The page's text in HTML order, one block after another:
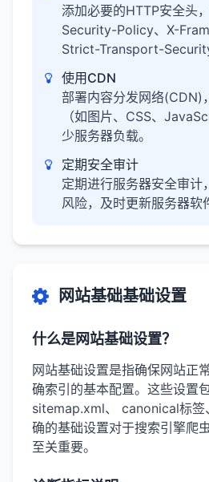
添加必要的HTTP安全头
Security-Policy、X-
Strict-Transport-Security
使用CDN
部署内容分发网络(CDN)
（如图片、CSS、
少服务器负载。
定期安全审计
定期进行服务器安全审计
风险，及时更新服务器软
网站基础基础设置
什么是网站基础设置？
网站基础设置是指确保网站正
确索引的基本配置。这些设置
sitemap.xml、 canonical标签
确的基础设置对于搜索引擎爬
至关重要。